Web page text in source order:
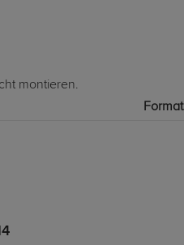
montieren.
Format